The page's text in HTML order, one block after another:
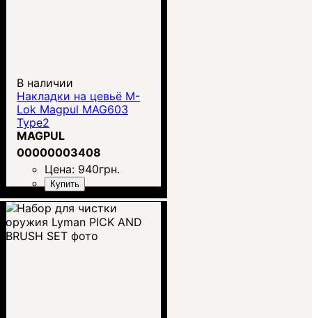
В наличии
Накладки на цевьё M-
Lok Magpul MAG603
Type2
MAGPUL
00000003408
Цена: 940грн.
Купить